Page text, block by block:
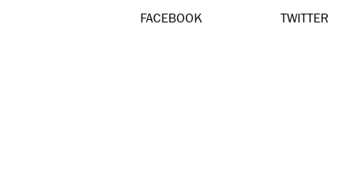
FACEBOOK TWITTER